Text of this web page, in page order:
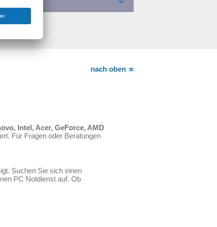
nach oben
Intel, Acer, GeForce, AMD
Für Fragen oder Beratungen
Suchen Sie sich einen
PC Notdienst auf. Ob